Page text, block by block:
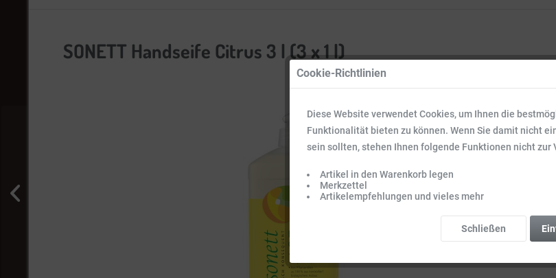
SONETT Handseife Citrus 3 l (3 x 1 l)
Cookie-Richtlinien
Diese Website verwendet Cookies, um Ihnen die
Funktionalität bieten zu können. Wenn Sie damit nicht
sein sollten, stehen Ihnen folgende Funktionen nicht zur
Artikel in den Warenkorb legen
Merkzettel
Artikelempfehlungen und vieles mehr
Schließen